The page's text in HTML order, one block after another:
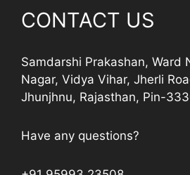
CONTACT US
Samdarshi Prakashan, Ward
Nagar, Vidya Vihar, Jherli
Jhunjhnu, Rajasthan, Pin-
Have any questions?